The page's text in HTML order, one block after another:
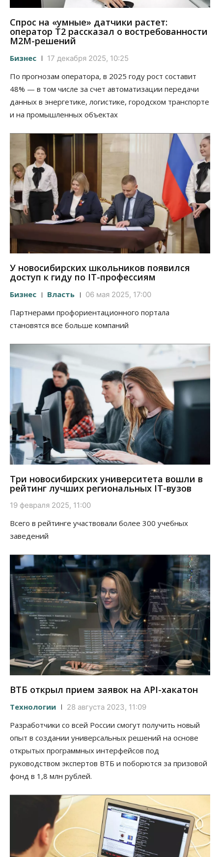
Спрос на «умные» датчики растет:
оператор Т2 рассказал о востребованности
M2M-решений
Бизнес 17 декабря 2025, 10:25
По прогнозам оператора, в 2025 году рост составит
48% — в том числе за счет автоматизации передачи
данных в энергетике, логистике, городском транспорте
и на промышленных объектах
У новосибирских школьников появился
доступ к гиду по IT-профессиям
Бизнес Власть 06 мая 2025, 17:00
Партнерами профориентационного портала
становятся все больше компаний
Три новосибирских университета вошли в
рейтинг лучших региональных IT-вузов
19 февраля 2025, 11:00
Всего в рейтинге участвовали более 300 учебных
заведений
ВТБ открыл прием заявок на API-хакатон
Технологии 28 августа 2023, 11:09
Разработчики со всей России смогут получить новый
опыт в создании универсальных решений на основе
открытых программных интерфейсов под
руководством экспертов ВТБ и поборются за призовой
фонд в 1,8 млн рублей.